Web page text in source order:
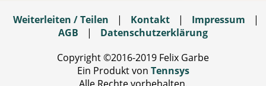
Weiterleiten / Teilen | Kontakt | Impressum
|
AGB
|
Datenschutzerklärung
Copyright ©2016-2019 Felix Garbe
Ein Produkt von Tennsys